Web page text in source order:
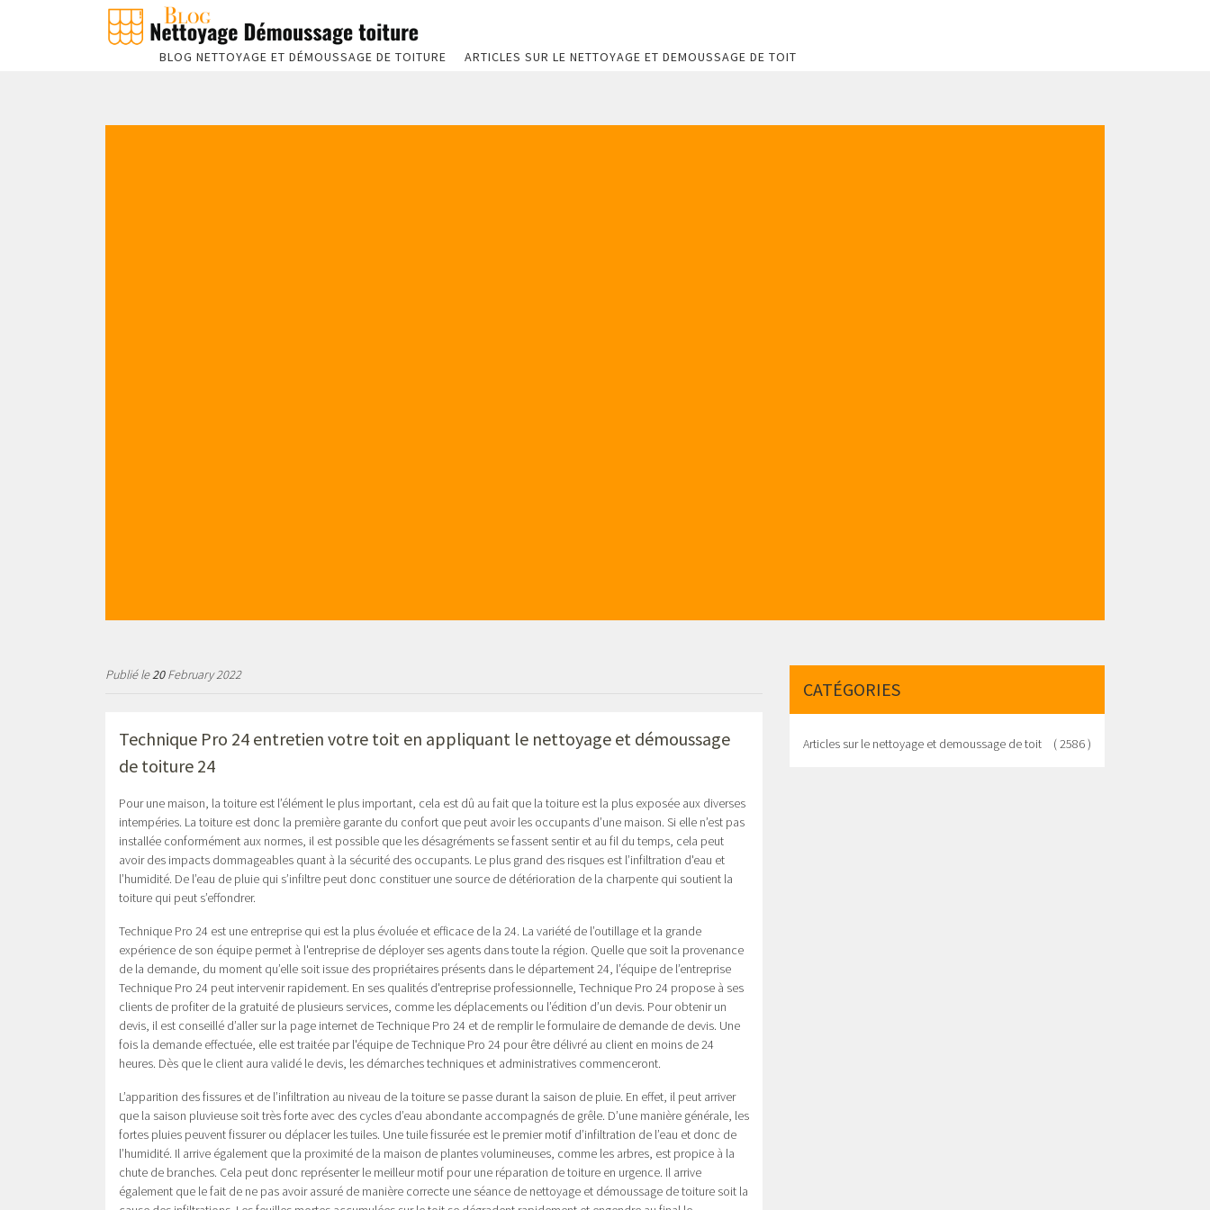
BLOG NETTOYAGE ET DÉMOUSSAGE DE TOITURE ARTICLES SUR LE NETTOYAGE ET DEMOUSSAGE DE TOIT
Publié le20February 2022
Technique Pro 24 entretien votre toit en appliquant le nettoyage et démoussage
de toiture 24
Pour une maison, la toiture est l’élément le plus important, cela est dû au fait que la toiture est la plus exposée aux diverses
intempéries. La toiture est donc la première garante du confort que peut avoir les occupants d’une maison. Si elle n’est pas
installée conformément aux normes, il est possible que les désagréments se fassent sentir et au fil du temps, cela peut
avoir des impacts dommageables quant à la sécurité des occupants. Le plus grand des risques est l’infiltration d'eau et
l’humidité. De l’eau de pluie qui s’infiltre peut donc constituer une source de détérioration de la charpente qui soutient la
toiture qui peut s’effondrer.
Technique Pro 24 est une entreprise qui est la plus évoluée et efficace de la 24. La variété de l’outillage et la grande
expérience de son équipe permet à l'entreprise de déployer ses agents dans toute la région. Quelle que soit la provenance
de la demande, du moment qu’elle soit issue des propriétaires présents dans le département 24, l’équipe de l’entreprise
Technique Pro 24 peut intervenir rapidement. En ses qualités d'entreprise professionnelle, Technique Pro 24 propose à ses
clients de profiter de la gratuité de plusieurs services, comme les déplacements ou l’édition d’un devis. Pour obtenir un
devis, il est conseillé d’aller sur la page internet de Technique Pro 24 et de remplir le formulaire de demande de devis. Une
fois la demande effectuée, elle est traitée par l'équipe de Technique Pro 24 pour être délivré au client en moins de 24
heures. Dès que le client aura validé le devis, les démarches techniques et administratives commenceront.
L’apparition des fissures et de l’infiltration au niveau de la toiture se passe durant la saison de pluie. En effet, il peut arriver
que la saison pluvieuse soit très forte avec des cycles d’eau abondante accompagnés de grêle. D’une manière générale, les
fortes pluies peuvent fissurer ou déplacer les tuiles. Une tuile fissurée est le premier motif d’infiltration de l’eau et donc de
l’humidité. Il arrive également que la proximité de la maison de plantes volumineuses, comme les arbres, est propice à la
chute de branches. Cela peut donc représenter le meilleur motif pour une réparation de toiture en urgence. Il arrive
également que le fait de ne pas avoir assuré de manière correcte une séance de nettoyage et démoussage de toiture soit la
CATÉGORIES
Articles sur le nettoyage et demoussage de toit ( 2586 )